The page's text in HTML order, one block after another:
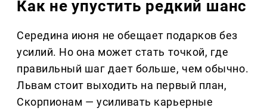
Как не упустить редкий шанс
Середина июня не обещает подарков без
усилий. Но она может стать точкой, где
правильный шаг дает больше, чем обычно.
Львам стоит выходить на первый план,
Скорпионам — усиливать карьерные